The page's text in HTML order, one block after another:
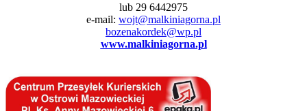
lub 29 6442975
e-mail: wojt@malkiniagorna.pl
bozenakordek@wp.pl
www.malkiniagorna.pl